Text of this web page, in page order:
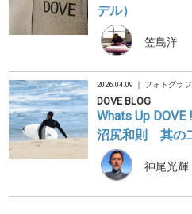
デル）
笠島洋
2026.04.09 ｜ フォトグラ
DOVE BLOG
Whats Up DOVE
沼尻和則 其の
神尾光輝